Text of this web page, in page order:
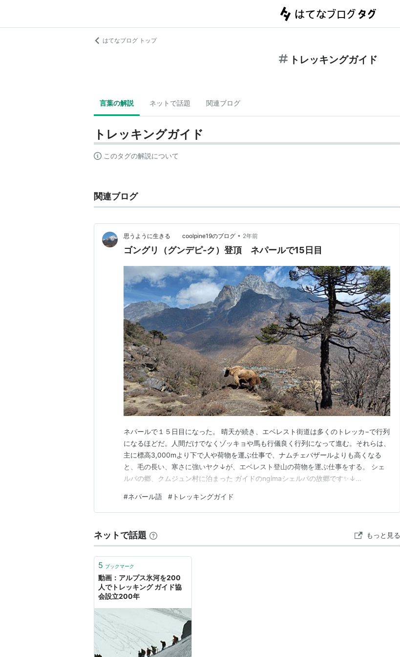
はてなブログ トップ
トレッキングガイド
言葉の解説 ネットで話題 関連ブログ
トレッキングガイド
このタグの解説について
関連ブログ
思うように生きる coolpine19のブログ • 2年前
ゴングリ（グンデピ‐ク）登頂 ネパールで15日目
ネパールで１５日目になった。 晴天が続き、エベレスト街道は多くのトレッカ−で行列
になるほどだ。人間だけでなくゾッキョや馬も行儀良く行列になって進む。それらは、
主に標高3,000mより下で人や荷物を運ぶ仕事で、ナムチェバザールよりも高くなる
と、毛の長い、寒さに強いヤク↓が、エベレスト登山の荷物を運ぶ仕事をする。 シェ
ルパの郷、クムジュン村に泊まった ガイドのngimaシェルパの故郷です✨↓
のシェルパにも会った。日本に思いを寄せていてくれていてありがとうです☺ 翌朝、
ついに念願のゴングリに登頂！ www.…
#ネパール語 # トレッキングガイド
ネットで話題 もっと見る
5 ブックマーク
動画：アルプス氷河を200
人でトレッキング ガイド協
会設立200年